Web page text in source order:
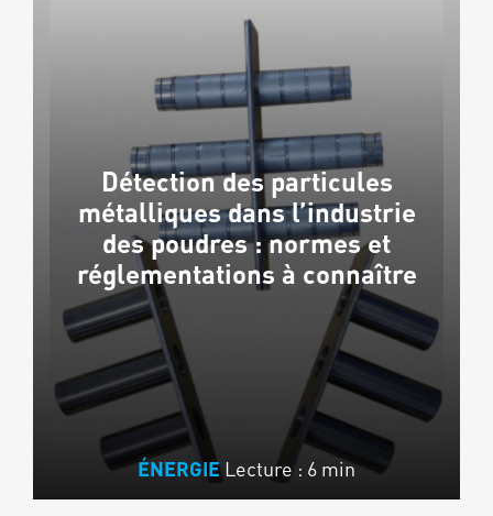
Détection des particules
métalliques dans l’industrie
des poudres : normes et
réglementations à connaître
ÉNERGIE Lecture : 6 min